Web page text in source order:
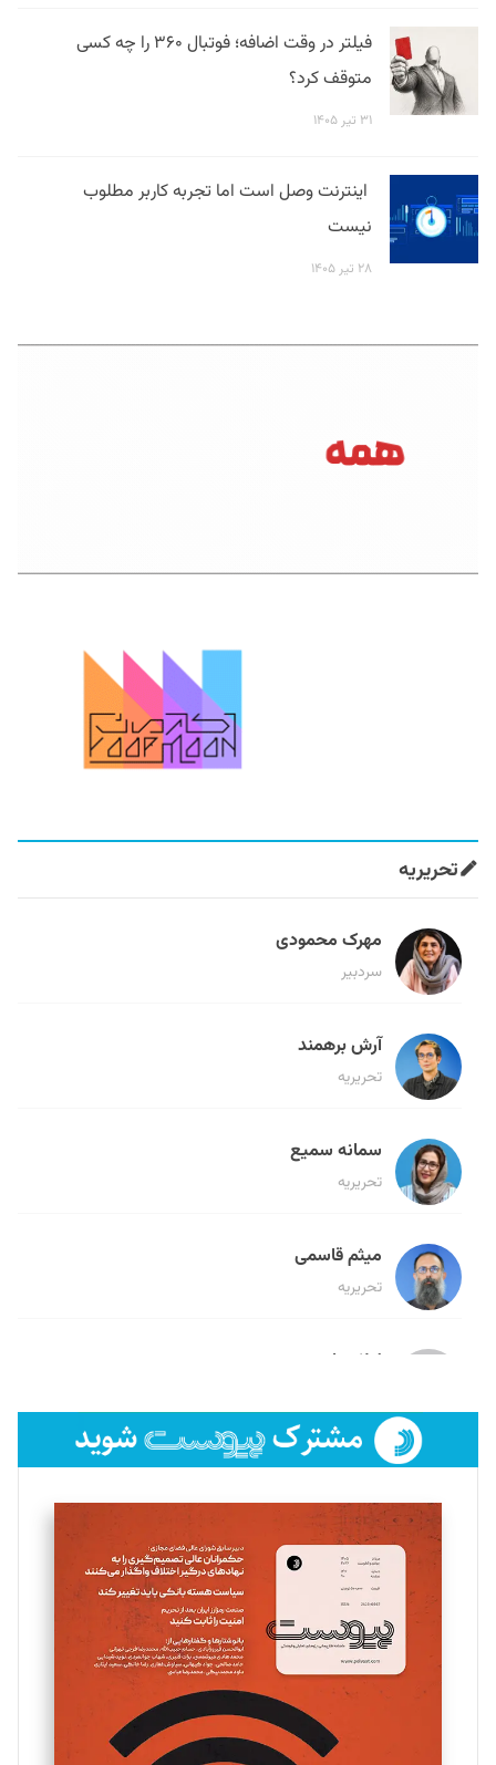
فیلتر در وقت اضافه؛ فوتبال ۳۶۰ را چه کسی
متوقف کرد؟
۳۱ تیر ۱۴۰۵
اینترنت وصل است اما تجربه کاربر مطلوب
نیست
۲۸ تیر ۱۴۰۵
تحریریه
مهرک محمودی
سردبیر
آرش برهمند
تحریریه
سمانه سمیع
تحریریه
میثم قاسمی
تحریریه
لیلا حنارود
فائزه فتحی رستمی
تحریریه
سروش کرمیان
تحریریه
مینا پاکدل